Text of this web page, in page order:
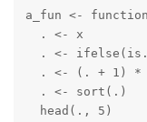
a_fun <-
  . <- x
. <-
. <- (. + 1) *
  . <- sort(.)
  head(., 5)